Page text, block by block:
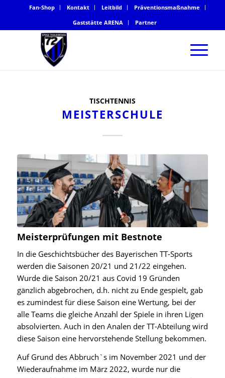
Fan-Shop Kontakt Leitbild
Präventionsmaßnahme
Gaststätte ARENA
Partner
TISCHTENNIS
MEISTERSCHULE
Meisterprüfungen mit Bestnote
In die Geschichtsbücher des Bayerischen TT-Sports
werden die Saisonen 20/21 und 21/22 eingehen.
Wurde die Saison 20/21 aus Covid 19 Gründen
gänzlich abgebrochen, d.h. nicht zu Ende gespielt, gab
es zumindest für diese Saison eine Wertung, bei der
alle Teams die gleiche Anzahl der Spiele in ihren Ligen
absolvierten. Auch in den Analen der TT-Abteilung wird
diese Saison eine hervorstehende Stellung bekommen.
Auf Grund des Abbruch`s im November 2021 und der
Wiederaufnahme im März 2022, wurde nur die